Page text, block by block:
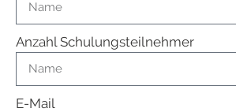
Anzahl Schulungsteilnehmer
E-Mail